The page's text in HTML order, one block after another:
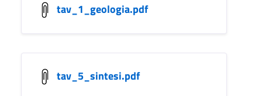
tav_1_geologia.pdf
tav_5_sintesi.pdf